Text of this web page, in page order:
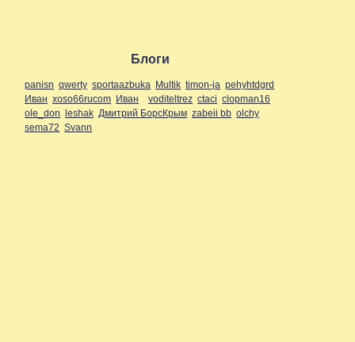
Блоги
panisn qwerty sportaazbuka Multik timon-ja pehyhtdgrd
Иван xoso66rucom Иван voditeltrez ctaci clopman16
ole_don leshak Дмитрий БорсКрым zabeii bb olchy
sema72 Svann